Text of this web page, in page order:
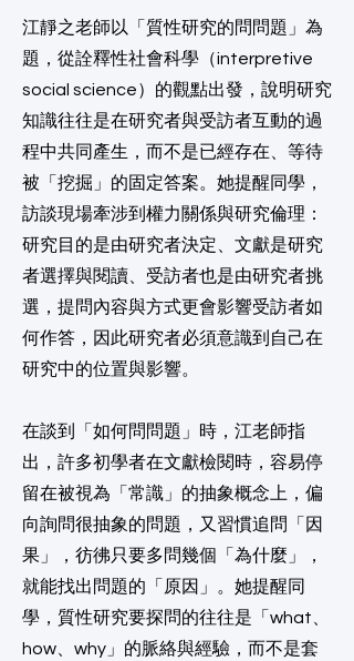
江靜之老師以「質性研究的問問題」為
題，從詮釋性社會科學（interpretive
social science）的觀點出發，說明研究
知識往往是在研究者與受訪者互動的過
程中共同產生，而不是已經存在、等待
被「挖掘」的固定答案。她提醒同學，
訪談現場牽涉到權力關係與研究倫理：
研究目的是由研究者決定、文獻是研究
者選擇與閱讀、受訪者也是由研究者挑
選，提問內容與方式更會影響受訪者如
何作答，因此研究者必須意識到自己在
研究中的位置與影響。
在談到「如何問問題」時，江老師指
出，許多初學者在文獻檢閱時，容易停
留在被視為「常識」的抽象概念上，偏
向詢問很抽象的問題，又習慣追問「因
果」，彷彿只要多問幾個「為什麼」，
就能找出問題的「原因」。她提醒同
學，質性研究要探問的往往是「what、
how、why」的脈絡與經驗，而不是套